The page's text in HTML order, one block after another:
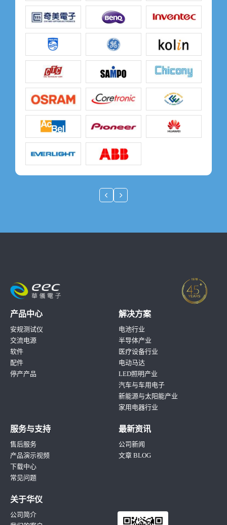
产品中心
安规测试仪
交流电源
软件
配件
停产产品
解决方案
电池行业
半导体产业
医疗设备行业
电动马达
LED照明产业
汽车与车用电子
新能源与太阳能产业
家用电器行业
服务与支持
售后服务
产品演示视频
下载中心
常见问题
最新资讯
公司新闻
文章 BLOG
关于华仪
公司简介